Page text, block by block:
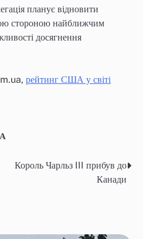
планує відновити
стороною найближчим
досягнення
рейтинг США у світі
Король Чарльз III прибув до
Канади